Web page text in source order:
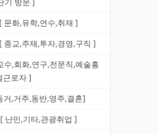
문화,유학,연수,취재 ]
종교,주재,투자,경영,구직 ]
수,회화,연구,전문직,예술흥
근로자 ]
거,거주,동반,영주,결혼]
난민,기타,관광취업 ]